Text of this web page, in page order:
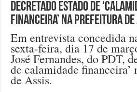
Decretado estado de
financeira’ na Prefeitura de
Em entrevista concedida
sexta-feira, dia 17 de
José Fernandes, do PDT,
de calamidade
de Assis.